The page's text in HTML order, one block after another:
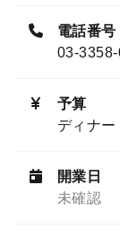
電話番号
03-
予算
ディナ
開業日
未確認